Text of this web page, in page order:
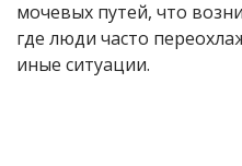
мочевых путей, что
где люди часто
иные ситуации.